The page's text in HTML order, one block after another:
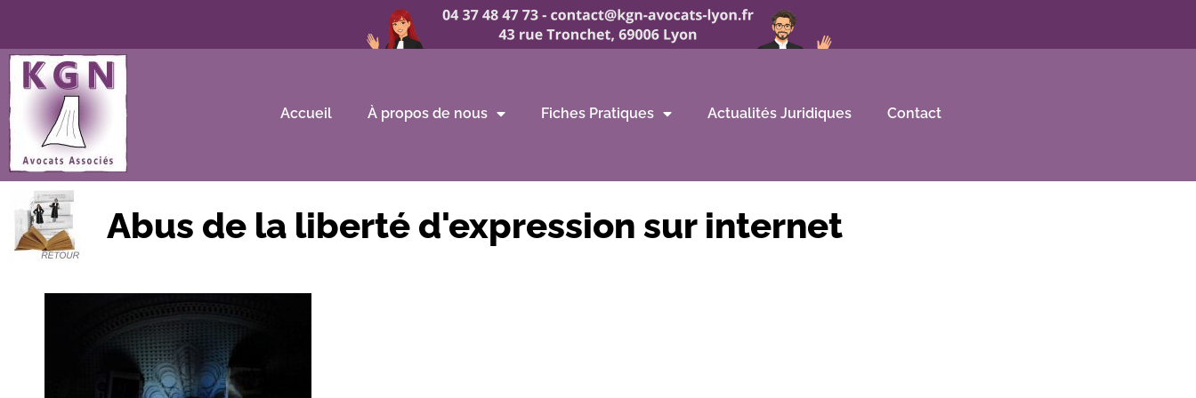
Accueil À propos de nous Fiches Pratiques Actualités Juridiques Contact
Abus de la liberté d'expression sur internet